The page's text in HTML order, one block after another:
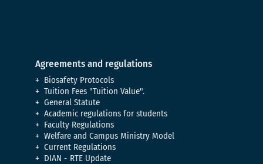
Agreements and regulations
Biosafety Protocols
Tuition Fees "Tuition Value".
General Statute
Academic regulations for students
Faculty Regulations
Welfare and Campus Ministry Model
Current Regulations
DIAN - RTE Update